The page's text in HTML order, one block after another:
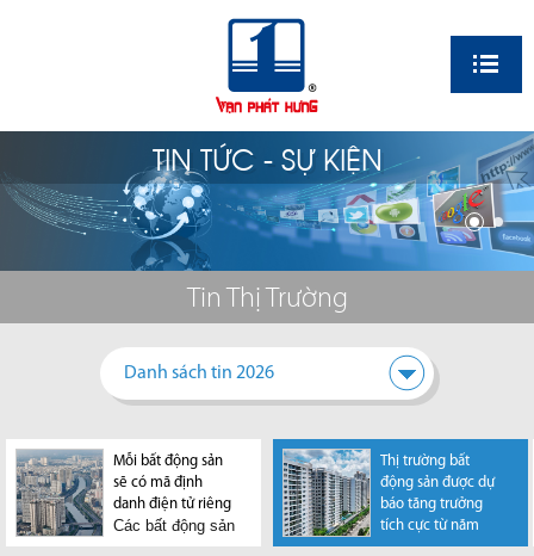
TIN TỨC - SỰ KIỆN
Tin Thị Trường
Danh sách tin 2026
Mỗi bất động sản
sẽ có mã định
danh điện tử riêng
Các bất động sản
Thị trường bất
động sản được dự
báo tăng trưởng
tích cực từ năm
2026